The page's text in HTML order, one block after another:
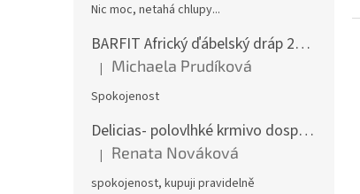
Nic moc, netahá chlupy...
BARFIT Africký ďábelský dráp 250g
Hodnocení produktu je 5 z 5 hvězdiček.
| Michaela Prudíková
Spokojenost
Delicias- polovlhké krmivo dospělý pes 3Kg
Hodnocení produktu je 5 z 5 hvězdiček.
| Renata Nováková
spokojenost, kupuji pravidelně